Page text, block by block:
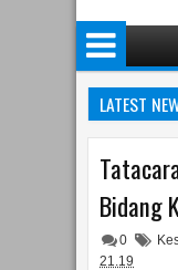
LATEST
Tahunan Koperasi
Bidang
0
21.19